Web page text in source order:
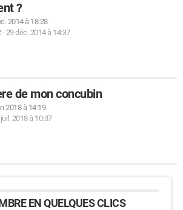
?
2014 à 18:28
-29 déc. 2014 à 14:37
de mon concubin
2018 à 14:19
2018 à 10:37
EN QUELQUES CLICS